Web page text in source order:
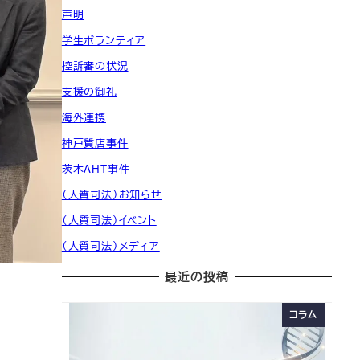
声明
学生ボランティア
控訴審の状況
支援の御礼
海外連携
神戸質店事件
茨木AHT事件
（人質司法）お知らせ
（人質司法）イベント
（人質司法）メディア
最近の投稿
コラム